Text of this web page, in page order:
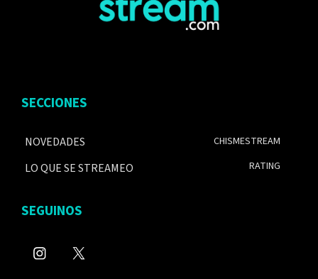
SECCIONES
NOVEDADES
LO QUE SE STREAMEO
CHISMESTREAM
RATING
SEGUINOS